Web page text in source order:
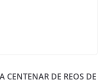
CENTENAR DE REOS DE